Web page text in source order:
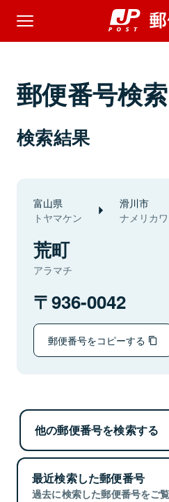
郵便番号検索
検索結果
富山県
トヤマケン
滑川市
ナメリカ
荒町
アラマチ
936-0042
郵便番号をコピーする
他の郵便番号を検索する
最近検索した郵便番号
過去に検索した郵便番号をご